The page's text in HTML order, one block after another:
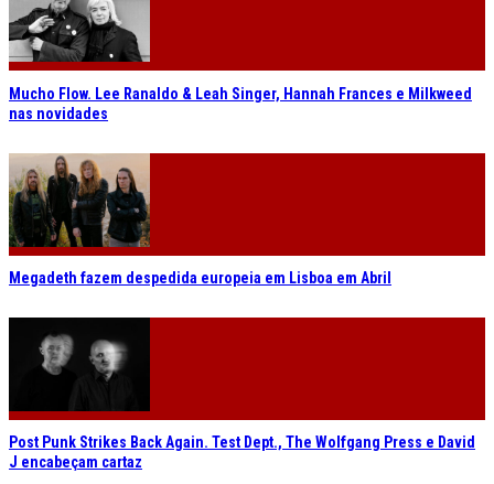
Mucho Flow. Lee Ranaldo & Leah Singer, Hannah Frances e Milkweed
nas novidades
Megadeth fazem despedida europeia em Lisboa em Abril
Post Punk Strikes Back Again. Test Dept., The Wolfgang Press e David
J encabeçam cartaz